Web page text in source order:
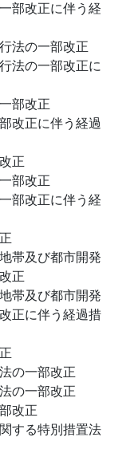
部改正に伴う経
法の一部改正
法の一部改正に
部改正
改正に伴う経過
正
部改正
部改正に伴う経
帯及び都市開発
正
帯及び都市開発
正に伴う経過措
の一部改正
の一部改正
改正
する特別措置法